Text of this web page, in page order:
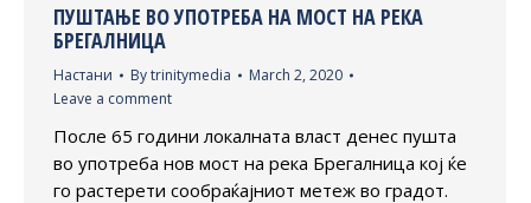
ПУШТАЊЕ ВО УПОТРЕБА НА МОСТ НА РЕКА
БРЕГАЛНИЦА
Настани Bytrinitymedia
March 2, 2020
Leave a comment
После 65 години локалната власт денес пушта
во употреба нов мост на река Брегалница кој ќе
го растерети сообраќајниот метеж во градот.